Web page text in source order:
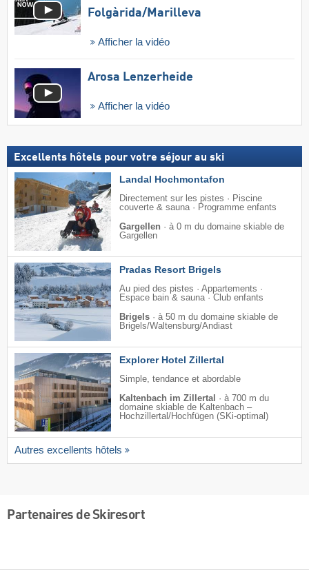
Folgàrida/​Marilleva
Afficher la vidéo
Arosa Lenzerheide
Afficher la vidéo
Excellents hôtels pour votre séjour au ski
Landal Hochmontafon
Directement sur les pistes · Piscine
couverte & sauna · Programme enfants
Gargellen · à 0 m du domaine skiable de
Gargellen
Pradas Resort Brigels
Au pied des pistes · Appartements ·
Espace bain & sauna · Club enfants
Brigels · à 50 m du domaine skiable de
Brigels/​Waltensburg/​Andiast
Explorer Hotel Zillertal
Simple, tendance et abordable
Kaltenbach im Zillertal · à 700 m du
domaine skiable de Kaltenbach –
Hochzillertal/​Hochfügen (SKi-optimal)
Autres excellents hôtels
Partenaires de Skiresort